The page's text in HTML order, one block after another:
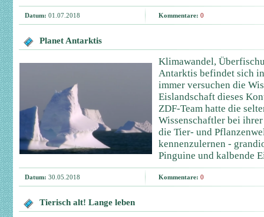
Datum: 01.07.2018 Kommentare: 0
Planet Antarktis
Klimawandel,
Antarktis befindet sich
immer versuchen die
Eislandschaft dieses
ZDF-Team hatte die
Wissenschaftler bei
die Tier- und
kennenzulernen -
Pinguine und kalbende
Datum: 30.05.2018 Kommentare: 0
Tierisch alt! Lange leben